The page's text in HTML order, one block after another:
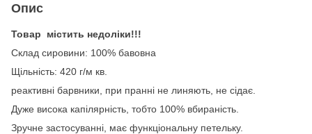
Опис
Товар містить недоліки!!!
Склад сировини: 100% бавовна
Щільність: 420 г/м кв.
реактивні барвники, при пранні не линяють, не сідає.
Дуже висока капілярність, тобто 100% вбираність.
Зручне застосуванні, має функціональну петельку.